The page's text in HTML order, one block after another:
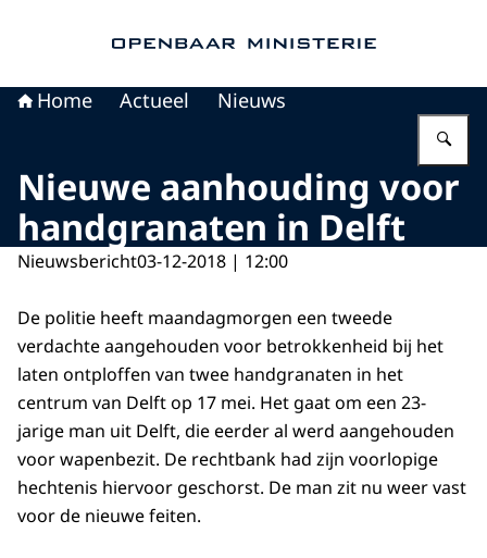
Home Actueel Nieuws
Nieuwe aanhouding voor
handgranaten in Delft
Nieuwsbericht03-12-2018 | 12:00
De politie heeft maandagmorgen een tweede
verdachte aangehouden voor betrokkenheid bij het
laten ontploffen van twee handgranaten in het
centrum van Delft op 17 mei. Het gaat om een 23-
jarige man uit Delft, die eerder al werd aangehouden
voor wapenbezit. De rechtbank had zijn voorlopige
hechtenis hiervoor geschorst. De man zit nu weer vast
voor de nieuwe feiten.